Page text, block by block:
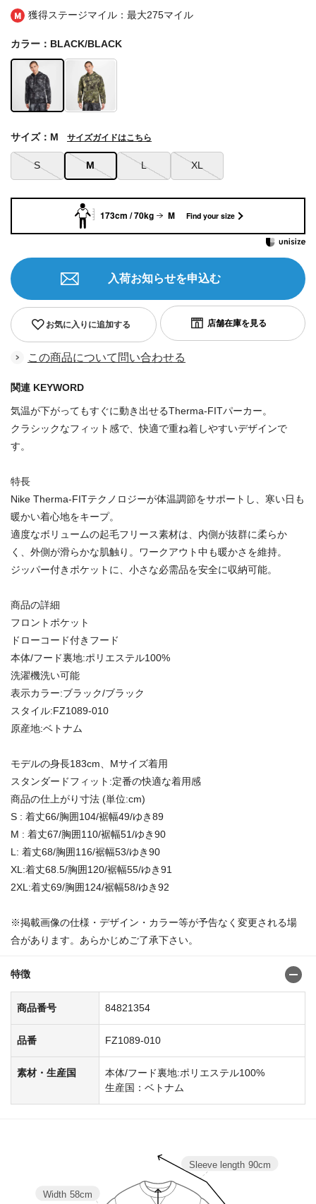
獲得ステージマイル：最大275マイル
カラー：BLACK/BLACK
S M L XL
サイズ：M サイズガイドはこちら
お気に入りに追加する
入荷お知らせを申込む
この商品について問い合わせる
関連 KEYWORD
気温が下がってもすぐに動き出せるTherma-FITパーカー。
クラシックなフィット感で、快適で重ね着しやすいデザインで
す。
特長
Nike Therma-FITテクノロジーが体温調節をサポートし、寒い日も
暖かい着心地をキープ。
適度なボリュームの起毛フリース素材は、内側が抜群に柔らか
く、外側が滑らかな肌触り。ワークアウト中も暖かさを維持。
ジッパー付きポケットに、小さな必需品を安全に収納可能。
商品の詳細
フロントポケット
ドローコード付きフード
本体/フード裏地:ポリエステル100%
洗濯機洗い可能
表示カラー:ブラック/ブラック
スタイル:FZ1089-010
原産地:ベトナム
モデルの身長183cm、Mサイズ着用
スタンダードフィット:定番の快適な着用感
商品の仕上がり寸法 (単位:cm)
S : 着丈66/胸囲104/裾幅49/ゆき89
M : 着丈67/胸囲110/裾幅51/ゆき90
L: 着丈68/胸囲116/裾幅53/ゆき90
XL:着丈68.5/胸囲120/裾幅55/ゆき91
2XL:着丈69/胸囲124/裾幅58/ゆき92
※掲載画像の仕様・デザイン・カラー等が予告なく変更される場
合があります。あらかじめご了承下さい。
特徴
商品番号 84821354
品番 FZ1089-010
素材・生産国
本体/フード裏地:ポリエステル100%
生産国：ベトナム
173cm / 70kg M Find your size
Sleeve length 90cm
Width 58cm